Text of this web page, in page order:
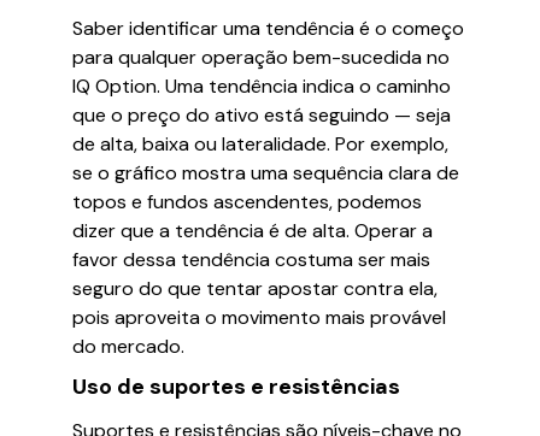
Saber identificar uma tendência é o começo
para qualquer operação bem-sucedida no
IQ Option. Uma tendência indica o caminho
que o preço do ativo está seguindo — seja
de alta, baixa ou lateralidade. Por exemplo,
se o gráfico mostra uma sequência clara de
topos e fundos ascendentes, podemos
dizer que a tendência é de alta. Operar a
favor dessa tendência costuma ser mais
seguro do que tentar apostar contra ela,
pois aproveita o movimento mais provável
do mercado.
Uso de suportes e resistências
Suportes e resistências são níveis-chave no